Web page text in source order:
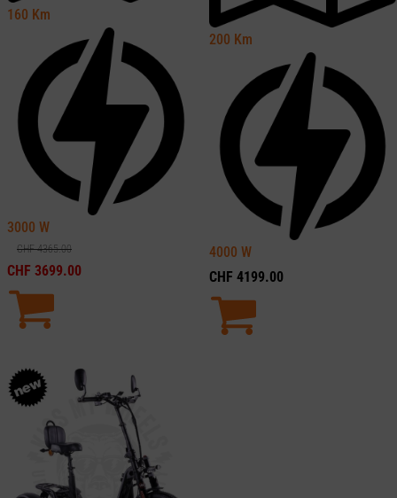
160 Km
3000 W
CHF4365.00
CHF 3699.00
200 Km
4000 W
CHF 4199.00